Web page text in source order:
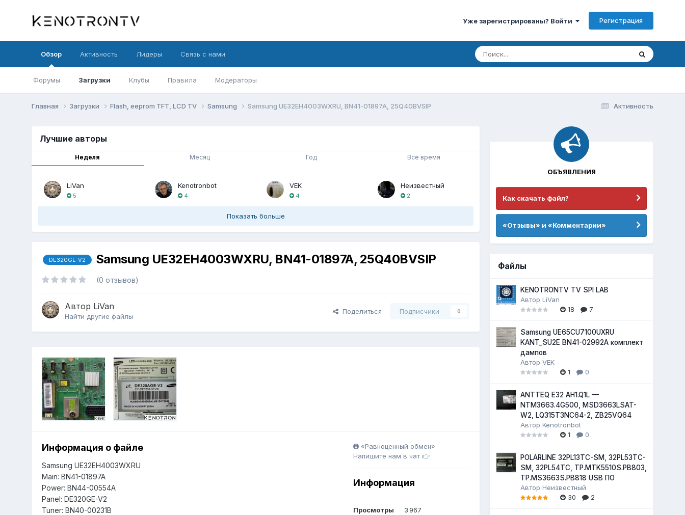
Уже зарегистрированы? Войти Регистрация
Обзор
Форумы Загрузки Клубы Правила Модераторы
Активность Лидеры Связь с нами
Активность
Главная Загрузки Flash, eeprom TFT, LCD TV Samsung Samsung UE32EH4003WXRU, BN41-01897A, 25Q40BVSIP
Лучшие авторы
Неделя Месяц Год Всё время
LiVan
5
Kenotronbot
4
VEK
4
Неизвестный
2
Показать больше
DE320GE-V2 Samsung UE32EH4003WXRU, BN41-01897A, 25Q40BVSIP
(0 отзывов)
Автор LiVan
Найти другие файлы
Поделиться Подписчики 0
Информация о файле
Samsung UE32EH4003WXRU
Main: BN41-01897A
Power: BN44-00554A
Panel: DE320GE-V2
Tuner: BN40-00231B
«Равноценный обмен»
Напишите нам в чат 👉
Информация
Просмотры 3 967
ОБЪЯВЛЕНИЯ
Как скачать файл?
«Отзывы» и «Комментарии»
Файлы
KENOTRONTV TV SPI LAB
АвторLiVan
18
7
Samsung UE65CU7100UXRU
KANT_SU2E BN41-02992A комплект
дампов
АвторVEK
1
0
ANTTEQ E32 AH1.Q1L —
NTM3663.4G500, MSD3663LSAT-
W2, LQ315T3NC64-2, ZB25VQ64
АвторKenotronbot
1
0
POLARLINE 32PL13TC-SM, 32PL53TC-
SM, 32PL54TC, TP.MTK5510S.PB803,
TP.MS3663S.PB818 USB ПО
АвторНеизвестный
30
2